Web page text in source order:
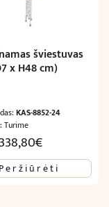
šviestuvas
x H48 cm)
KAS-8852-24
Turime
338,80€
Peržiūrėti